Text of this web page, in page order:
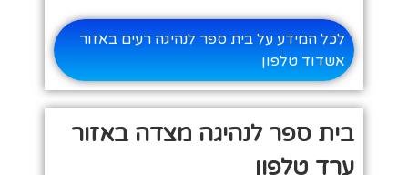
לכל המידע על בית ספר לנהיגה רעים באזור
אשדוד טלפון
בית ספר לנהיגה מצדה באזור
ערד טלפון